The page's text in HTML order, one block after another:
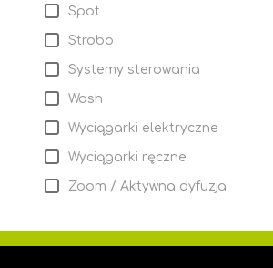
Spot
Strobo
Systemy sterowania
Wash
Wyciągarki elektryczne
Wyciągarki ręczne
Zoom / Aktywna dyfuzja